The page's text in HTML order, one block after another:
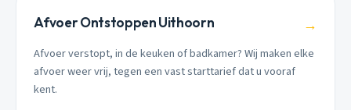
Afvoer Ontstoppen Uithoorn →
Afvoer verstopt, in de keuken of badkamer? Wij maken elke
afvoer weer vrij, tegen een vast starttarief dat u vooraf
kent.